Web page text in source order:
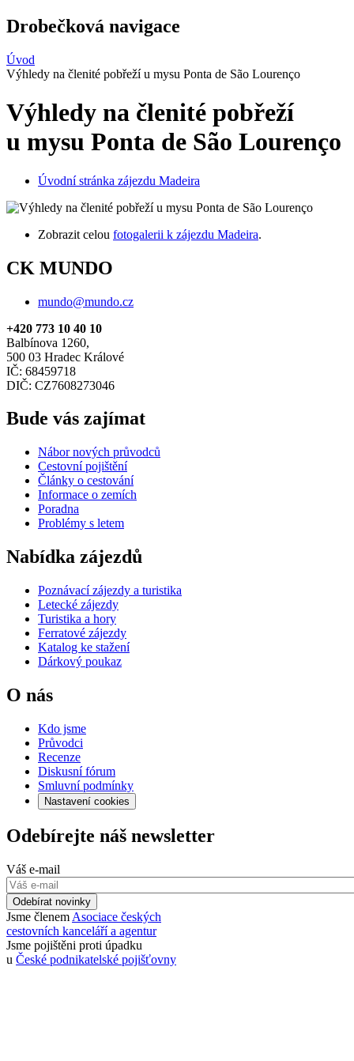
Drobečková navigace
Úvod
Výhledy na členité pobřeží u mysu Ponta de São Lourenço
Výhledy na členité pobřeží
u mysu Ponta de São Lourenço
Úvodní stránka zájezdu Madeira
Zobrazit celou fotogalerii k zájezdu Madeira.
CK MUNDO
mundo@mundo.cz
+420 773 10 40 10
Balbínova 1260,
500 03 Hradec Králové
IČ: 68459718
DIČ: CZ7608273046
Bude vás zajímat
Nábor nových průvodců
Cestovní pojištění
Články o cestování
Informace o zemích
Poradna
Problémy s letem
Nabídka zájezdů
Poznávací zájezdy a turistika
Letecké zájezdy
Turistika a hory
Ferratové zájezdy
Katalog ke stažení
Dárkový poukaz
O nás
Kdo jsme
Průvodci
Recenze
Diskusní fórum
Smluvní podmínky
Nastavení cookies
Odebírejte náš newsletter
Váš e-mail
Odebírat novinky
Jsme členem Asociace českých
cestovních kanceláří a agentur
Jsme pojištěni proti úpadku
u České podnikatelské pojišťovny